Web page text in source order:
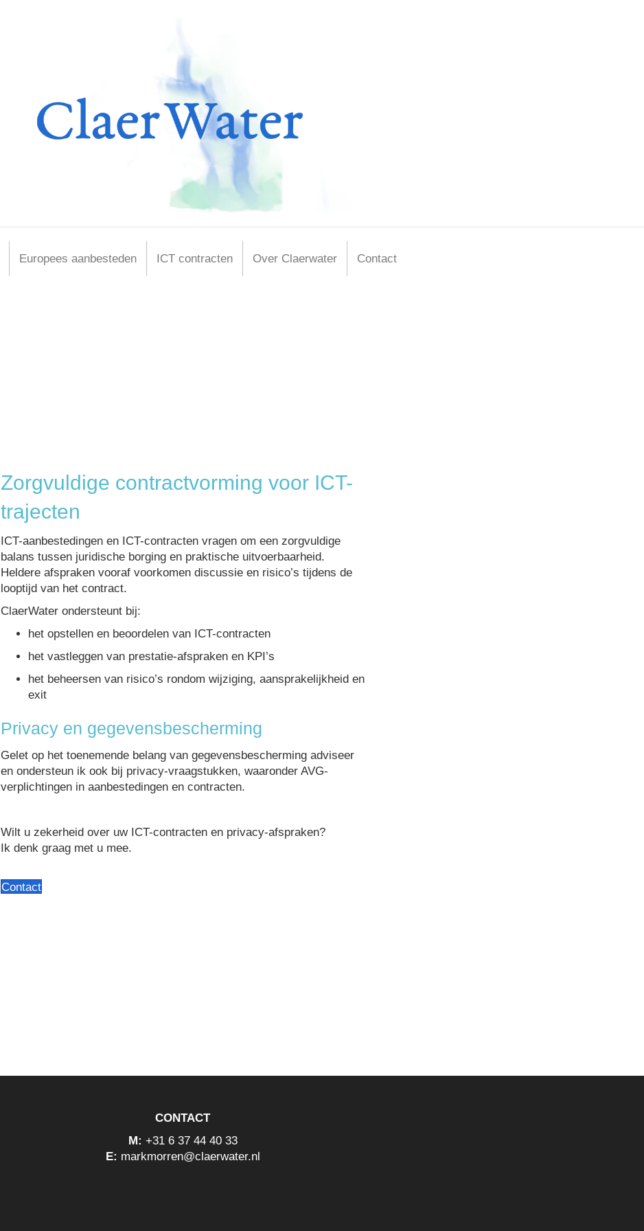
Europees aanbesteden ICT contracten Over Claerwater Contact
Zorgvuldige contractvorming voor ICT-
trajecten
ICT-aanbestedingen en ICT-contracten vragen om een zorgvuldige
balans tussen juridische borging en praktische uitvoerbaarheid.
Heldere afspraken vooraf voorkomen discussie en risico’s tijdens de
looptijd van het contract.
ClaerWater ondersteunt bij:
het opstellen en beoordelen van ICT-contracten
het vastleggen van prestatie-afspraken en KPI’s
het beheersen van risico’s rondom wijziging, aansprakelijkheid en
exit
Privacy en gegevensbescherming
Gelet op het toenemende belang van gegevensbescherming adviseer
en ondersteun ik ook bij privacy-vraagstukken, waaronder AVG-
verplichtingen in aanbestedingen en contracten.
Wilt u zekerheid over uw ICT-contracten en privacy-afspraken?
Ik denk graag met u mee.
Contact
CONTACT
M: +31 6 37 44 40 33
E: markmorren@claerwater.nl